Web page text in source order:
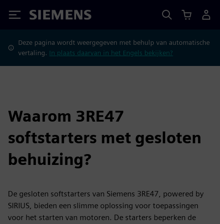
Siemens
Deze pagina wordt weergegeven met behulp van automatische
vertaling. In plaats daarvan in het Engels bekijken?
Waarom 3RE47
softstarters met gesloten
behuizing?
De gesloten softstarters van Siemens 3RE47, powered by
SIRIUS, bieden een slimme oplossing voor toepassingen
voor het starten van motoren. De starters beperken de